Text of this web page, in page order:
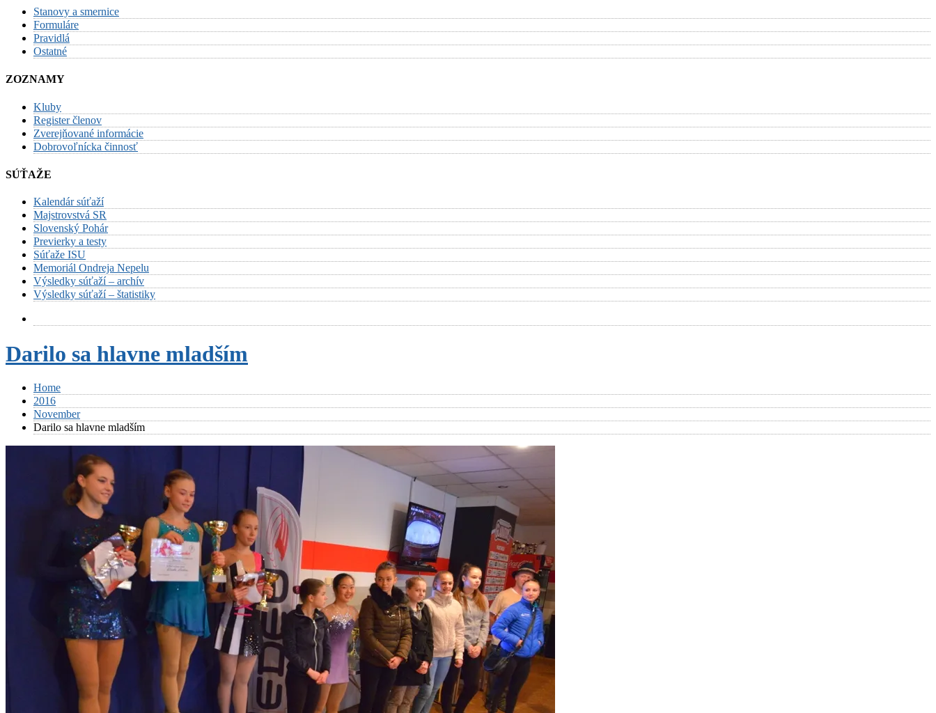
Stanovy a smernice
Formuláre
Pravidlá
Ostatné
ZOZNAMY
Kluby
Register členov
Zverejňované informácie
Dobrovoľnícka činnosť
SÚŤAŽE
Kalendár súťaží
Majstrovstvá SR
Slovenský Pohár
Previerky a testy
Súťaže ISU
Memoriál Ondreja Nepelu
Výsledky súťaží – archív
Výsledky súťaží – štatistiky
Darilo sa hlavne mladším
Home
2016
November
Darilo sa hlavne mladším